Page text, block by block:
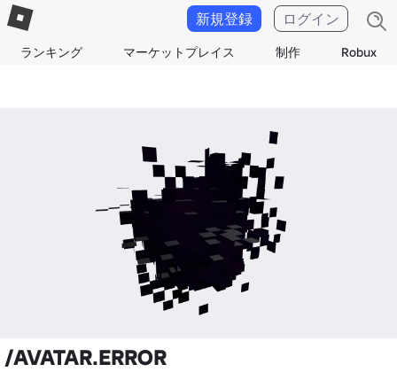
ランキング マーケットプレイス 制作 Robux
新規登録 ログイン
/AVATAR.ERROR